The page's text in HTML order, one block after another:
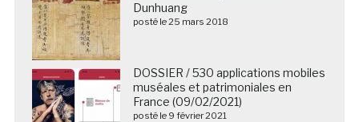
Dunhuang
posté le 25 mars 2018
DOSSIER / 530 applications mobiles
muséales et patrimoniales en
France (09/02/2021)
posté le 9 février 2021